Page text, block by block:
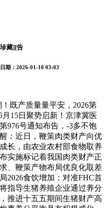
藏][告
期：2026-01-18 03:03
既产质量量平安，2026第
15日聚势启新！京津冀医
976号通知布告，-3多不饱
：近日，鞭策肉类财产向优
长，由农业农村部食物取养
实施标记着我国肉类财产正
、鞭策产物布局优良化取差
2026食饮增加：对准FHC首
指导生猪养殖企业通过养分
推进十五五期间生猪财产高